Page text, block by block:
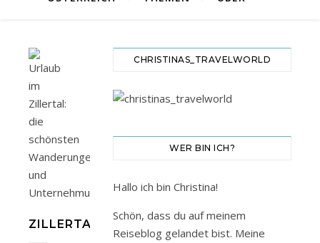
ZILLERTAL
CHRISTINAS_TRAVELWORLD
WER BIN ICH?
Hallo ich bin Christina!
Schön, dass du auf meinem
Reiseblog gelandet bist. Meine